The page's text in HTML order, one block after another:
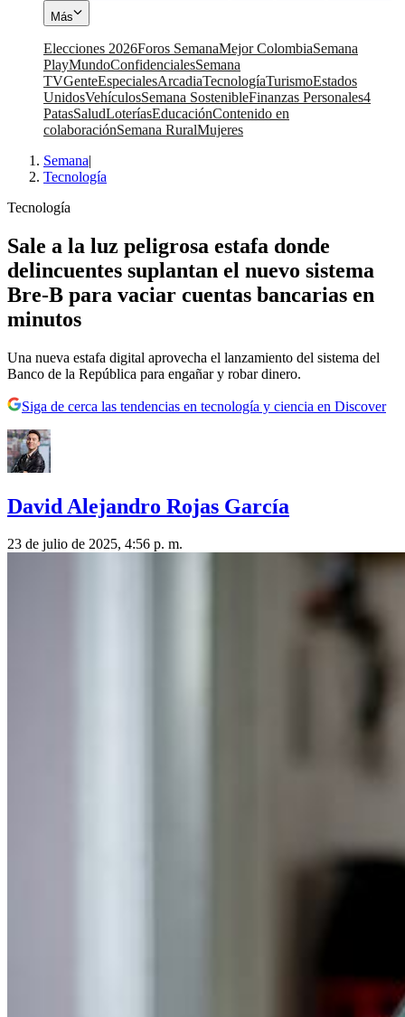
Más
Elecciones 2026Foros SemanaMejor ColombiaSemana
PlayMundoConfidencialesSemana
TVGenteEspecialesArcadiaTecnologíaTurismoEstados
UnidosVehículosSemana SostenibleFinanzas Personales4
PatasSaludLoteríasEducaciónContenido en
colaboraciónSemana RuralMujeres
Semana|
Tecnología
Tecnología
Sale a la luz peligrosa estafa donde
delincuentes suplantan el nuevo sistema
Bre-B para vaciar cuentas bancarias en
minutos
Una nueva estafa digital aprovecha el lanzamiento del sistema del
Banco de la República para engañar y robar dinero.
Siga de cerca las tendencias en tecnología y ciencia en Discover
David Alejandro Rojas García
23 de julio de 2025, 4:56 p. m.